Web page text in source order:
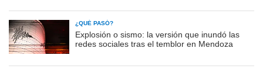
¿QUÉ PASÓ?
Explosión o sismo: la versión que inundó las
redes sociales tras el temblor en Mendoza